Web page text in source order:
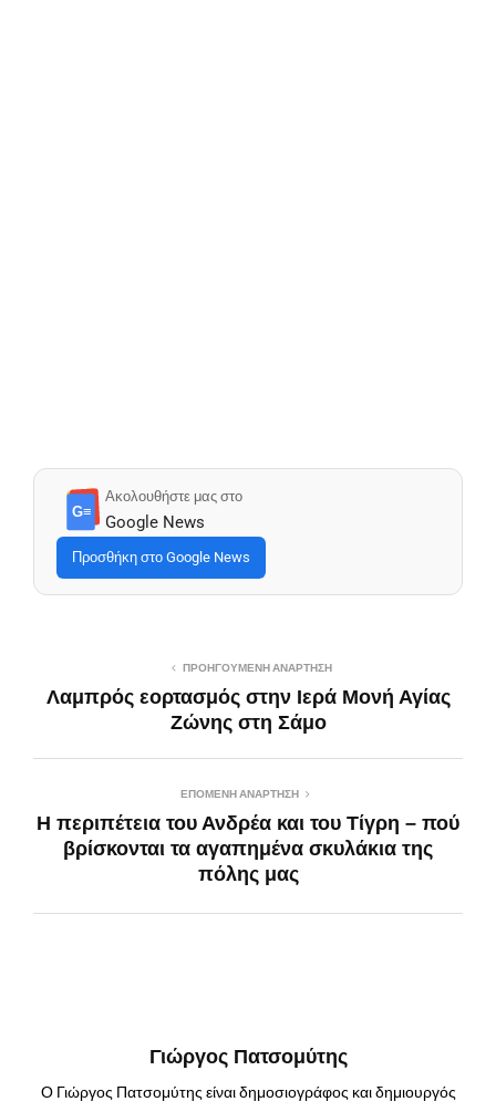
G≡
Ακολουθήστε μας στο
Google News
Προσθήκη στο Google News
ΠΡΟΗΓΟΎΜΕΝΗ ΑΝΆΡΤΗΣΗ
Λαμπρός εορτασμός στην Ιερά Μονή Αγίας
Ζώνης στη Σάμο
ΕΠΌΜΕΝΗ ΑΝΆΡΤΗΣΗ
Η περιπέτεια του Ανδρέα και του Τίγρη – πού
βρίσκονται τα αγαπημένα σκυλάκια της
πόλης μας
Γιώργος Πατσομύτης
Ο Γιώργος Πατσομύτης είναι δημοσιογράφος και δημιουργός